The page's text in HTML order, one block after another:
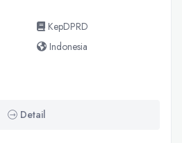
KepDPRD
Indonesia
Detail